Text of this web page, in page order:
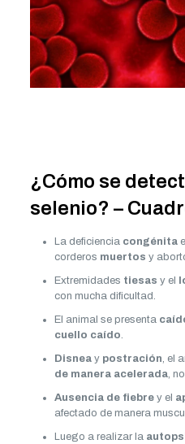
¿Cómo se
selenio? –
La deficiencia congénita
corderos muertos y
Extremidades tiesas y el
con mucha dificultad.
El animal se presenta
cuello caído.
Disneay postración, el
de manera acelerada,
Ausencia de fiebrey el
afectado de manera
Luego a realizar la